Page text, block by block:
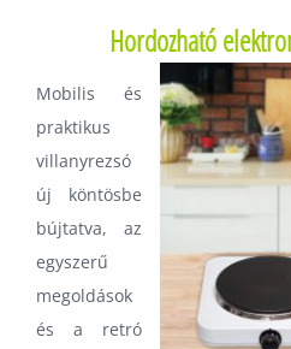
Hordozható
Mobilis és
praktikus
villanyrezsó
új köntösbe
bújtatva, az
egyszerű
megoldások
és a retró